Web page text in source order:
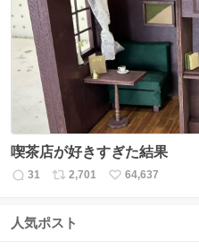
数
数
喫茶店が好きすぎた結果
返
数
31
リ
ス
2,701
い
64,637
人気ポスト